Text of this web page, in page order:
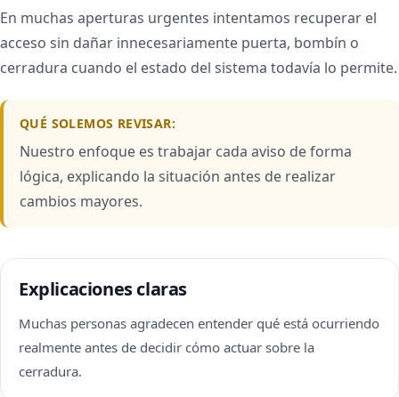
En muchas aperturas urgentes intentamos recuperar el
acceso sin dañar innecesariamente puerta, bombín o
cerradura cuando el estado del sistema todavía lo permite.
QUÉ SOLEMOS REVISAR:
Nuestro enfoque es trabajar cada aviso de forma
lógica, explicando la situación antes de realizar
cambios mayores.
Explicaciones claras
Muchas personas agradecen entender qué está ocurriendo
realmente antes de decidir cómo actuar sobre la
cerradura.